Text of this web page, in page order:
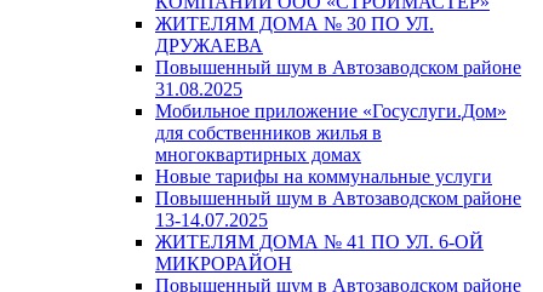
ЖИТЕЛЯМ ДОМА № 30 ПО УЛ.
ДРУЖАЕВА
Повышенный шум в Автозаводском районе
31.08.2025
Мобильное приложение «Госуслуги.Дом»
для собственников жилья в
многоквартирных домах
Новые тарифы на коммунальные услуги
Повышенный шум в Автозаводском районе
13-14.07.2025
ЖИТЕЛЯМ ДОМА № 41 ПО УЛ. 6-ОЙ
МИКРОРАЙОН
Повышенный шум в Автозаводском районе